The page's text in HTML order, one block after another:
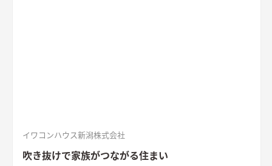
イワコンハウス新潟株式会社
吹き抜けで家族がつながる住まい